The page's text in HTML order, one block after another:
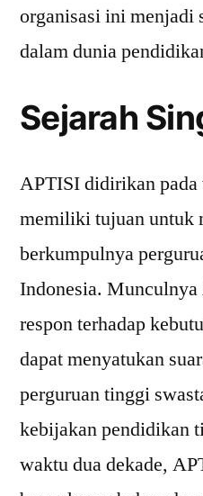
organisasi ini menjadi
dalam dunia
Sejarah
APTISI didirikan pada
memiliki tujuan untuk
berkumpulnya
Indonesia.
respon terhadap
dapat menyatukan
perguruan tinggi
kebijakan pendidikan
waktu dua dekade,